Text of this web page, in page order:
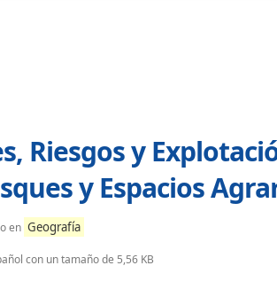
Riesgos y
y Espacios
en Geografía
con un tamaño de 5,56 KB